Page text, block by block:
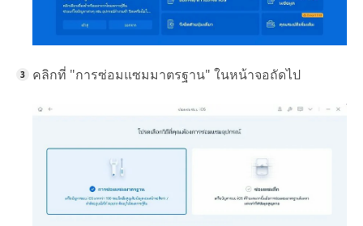
คลิกที่ "การซ่อมแซมมาตรฐาน" ในหน้าจอถัดไป